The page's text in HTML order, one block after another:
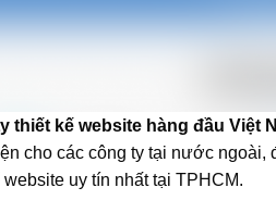
thiết kế website hàng đầu Việt
cho các công ty tại nước ngoài,
uy tín nhất tại TPHCM.